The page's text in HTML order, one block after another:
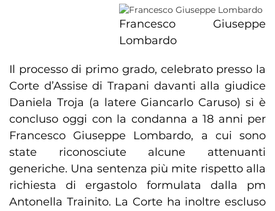
Francesco Giuseppe
Lombardo
Il processo di primo grado, celebrato presso la
Corte d’Assise di Trapani davanti alla giudice
Daniela Troja (a latere Giancarlo Caruso) si è
concluso oggi con la condanna a 18 anni per
Francesco Giuseppe Lombardo, a cui sono
state riconosciute alcune attenuanti
generiche. Una sentenza più mite rispetto alla
richiesta di ergastolo formulata dalla pm
Antonella Trainito. La Corte ha inoltre escluso